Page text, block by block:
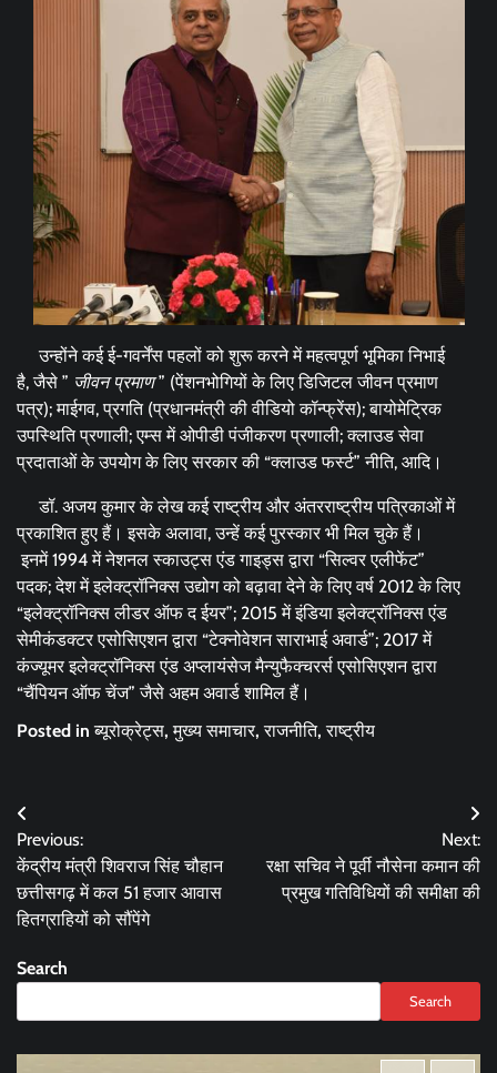
उन्होंने कई ई-गवर्नेंस पहलों को शुरू करने में महत्वपूर्ण भूमिका निभाई
है, जैसे ” जीवन प्रमाण” (पेंशनभोगियों के लिए डिजिटल जीवन प्रमाण
पत्र); माईगव, प्रगति (प्रधानमंत्री की वीडियो कॉन्फ्रेंस); बायोमेट्रिक
उपस्थिति प्रणाली; एम्स में ओपीडी पंजीकरण प्रणाली; क्लाउड सेवा
प्रदाताओं के उपयोग के लिए सरकार की “क्लाउड फर्स्ट” नीति, आदि।
डॉ. अजय कुमार के लेख कई राष्ट्रीय और अंतरराष्ट्रीय पत्रिकाओं में
प्रकाशित हुए हैं। इसके अलावा, उन्हें कई पुरस्कार भी मिल चुके हैं।
इनमें 1994 में नेशनल स्काउट्स एंड गाइड्स द्वारा “सिल्वर एलीफेंट”
पदक; देश में इलेक्ट्रॉनिक्स उद्योग को बढ़ावा देने के लिए वर्ष 2012 के लिए
“इलेक्ट्रॉनिक्स लीडर ऑफ द ईयर”; 2015 में इंडिया इलेक्ट्रॉनिक्स एंड
सेमीकंडक्टर एसोसिएशन द्वारा “टेक्नोवेशन साराभाई अवार्ड”; 2017 में
कंज्यूमर इलेक्ट्रॉनिक्स एंड अप्लायंसेज मैन्युफैक्चरर्स एसोसिएशन द्वारा
“चैंपियन ऑफ चेंज” जैसे अहम अवार्ड शामिल हैं।
Posted inब्यूरोक्रेट्स,मुख्य समाचार,राजनीति,राष्ट्रीय
Post
navigation
Previous:
केंद्रीय मंत्री शिवराज सिंह चौहान
छत्तीसगढ़ में कल 51 हजार आवास
हितग्राहियों को सौंपेंगे
Next:
रक्षा सचिव ने पूर्वी नौसेना कमान की
प्रमुख गतिविधियों की समीक्षा की
Search
Search